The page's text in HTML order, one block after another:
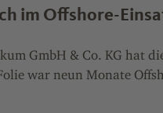
im Offshore-
GmbH & Co. KG hat
war neun Monate